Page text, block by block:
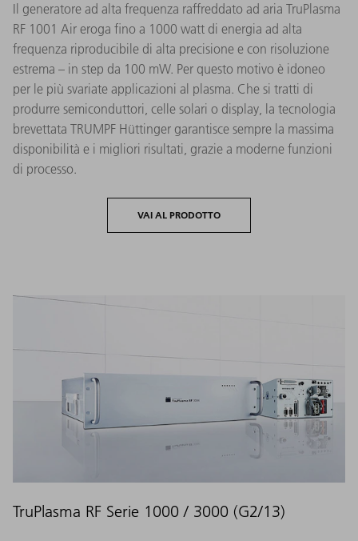
Il generatore ad alta frequenza raffreddato ad aria TruPlasma
RF 1001 Air eroga fino a 1000 watt di energia ad alta
frequenza riproducibile di alta precisione e con risoluzione
estrema – in step da 100 mW. Per questo motivo è idoneo
per le più svariate applicazioni al plasma. Che si tratti di
produrre semiconduttori, celle solari o display, la tecnologia
brevettata TRUMPF Hüttinger garantisce sempre la massima
disponibilità e i migliori risultati, grazie a moderne funzioni
di processo.
VAI AL PRODOTTO
TruPlasma RF Serie 1000 / 3000 (G2/13)